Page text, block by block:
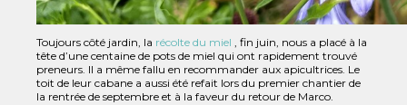
Toujours côté jardin, la récolte du miel , fin juin, nous a placé à la
tête d’une centaine de pots de miel qui ont rapidement trouvé
preneurs. Il a même fallu en recommander aux apicultrices. Le
toit de leur cabane a aussi été refait lors du premier chantier de
la rentrée de septembre et à la faveur du retour de Marco.